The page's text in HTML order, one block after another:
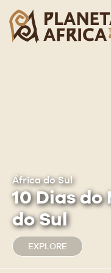
África do Sul
10 Dias
do Sul
EXPLORE